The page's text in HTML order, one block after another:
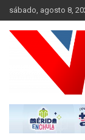
Saltar
al
contenido
sábado, agosto 8,
Vector